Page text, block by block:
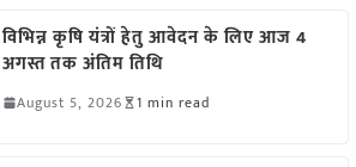
विभिन्न कृषि यंत्रों हेतु आवेदन के लिए आज 4
अगस्त तक अंतिम तिथि
August 5, 2026 1 min read